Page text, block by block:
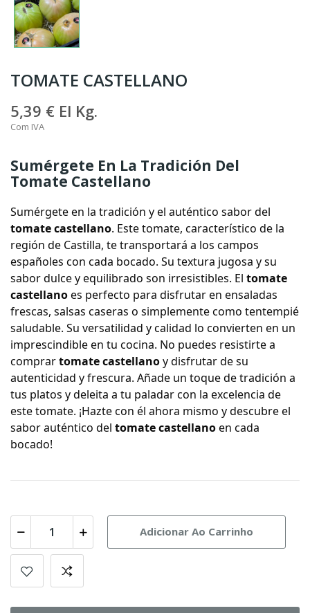
TOMATE CASTELLANO
5,39 € El Kg.
Com IVA
Sumérgete En La Tradición Del
Tomate Castellano
Sumérgeteen la tradición y el auténtico sabor del
tomate castellano. Este tomate, característico de la
región de Castilla, te transportará a los campos
españoles con cada bocado. Su textura jugosa y su
sabor dulce y equilibrado son irresistibles. El tomate
castellanoes perfecto para disfrutar en ensaladas
frescas, salsas caseras o simplemente como tentempié
saludable. Su versatilidad y calidad lo convierten en un
imprescindible en tu cocina. No puedes resistirte a
comprartomate castellanoy disfrutar de su
autenticidad y frescura. Añade un toque de tradición a
tus platos y deleita a tu paladar con la excelencia de
este tomate. ¡Hazte con él ahora mismo y descubre el
sabor auténtico del tomate castellanoen cada
bocado!
Adicionar Ao Carrinho